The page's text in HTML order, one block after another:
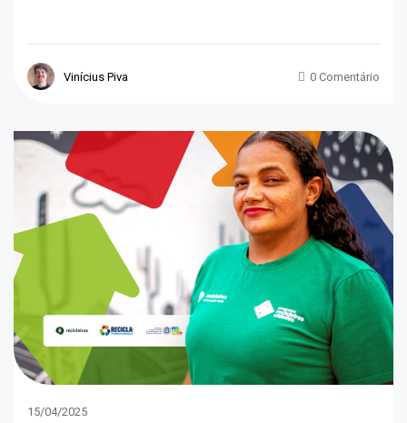
Vinícius Piva 0 Comentário
15/04/2025